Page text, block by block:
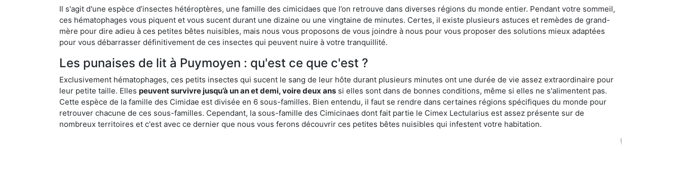
Il s'agit d'une espèce d’insectes hétéroptères, une famille des cimicidaes que l’on retrouve dans diverses régions du monde entier. Pendant votre sommeil,
ces hématophages vous piquent et vous sucent durant une dizaine ou une vingtaine de minutes. Certes, il existe plusieurs astuces et remèdes de grand-
mère pour dire adieu à ces petites bêtes nuisibles, mais nous vous proposons de vous joindre à nous pour vous proposer des solutions mieux adaptées
pour vous débarrasser définitivement de ces insectes qui peuvent nuire à votre tranquillité.
Les punaises de lit à Puymoyen : qu'est ce que c'est ?
Exclusivement hématophages, ces petits insectes qui sucent le sang de leur hôte durant plusieurs minutes ont une durée de vie assez extraordinaire pour
leur petite taille. Elles peuvent survivre jusqu’à un an et demi, voire deux ans si elles sont dans de bonnes conditions, même si elles ne s'alimentent pas.
Cette espèce de la famille des Cimidae est divisée en 6 sous-familles. Bien entendu, il faut se rendre dans certaines régions spécifiques du monde pour
retrouver chacune de ces sous-familles. Cependant, la sous-famille des Cimicinaes dont fait partie le Cimex Lectularius est assez présente sur de
nombreux territoires et c'est avec ce dernier que nous vous ferons découvrir ces petites bêtes nuisibles qui infestent votre habitation.